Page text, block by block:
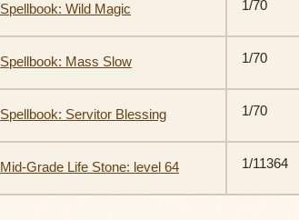
Spellbook: Wild Magic 1/70
Spellbook: Mass Slow 1/70
Spellbook: Servitor Blessing 1/70
Mid-Grade Life Stone: level 64 1/11364